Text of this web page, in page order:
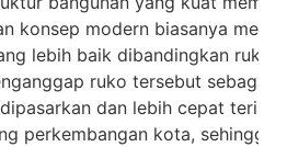
konsep modern biasanya
lebih baik dibandingkan ruko
ruko tersebut sebagai
dan lebih cepat terisi
perkembangan kota, sehingga